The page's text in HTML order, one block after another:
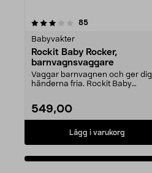
85recensioner
Babyvakter
Rockit Baby Rocker,
barnvagnsvaggare
Vaggar barnvagnen och ger dig
händerna fria. Rockit Baby
549,00
Lägg i varukorg
3.5av 5 stjärnor